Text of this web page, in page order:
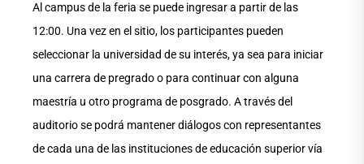
Al campus de la feria se puede ingresar a partir de las
12:00. Una vez en el sitio, los participantes pueden
seleccionar la universidad de su interés, ya sea para iniciar
una carrera de pregrado o para continuar con alguna
maestría u otro programa de posgrado. A través del
auditorio se podrá mantener diálogos con representantes
de cada una de las instituciones de educación superior vía